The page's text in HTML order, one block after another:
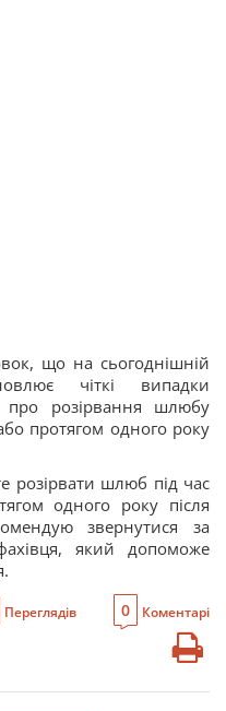
що на сьогоднішній
чіткі випадки
про розірвання шлюбу
протягом одного року
розірвати шлюб під час
одного року після
звернутися за
який допоможе
Переглядів 0 Коментарі